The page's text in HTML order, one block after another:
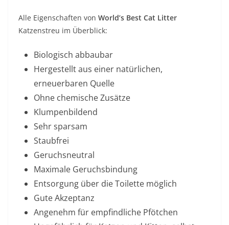
Alle Eigenschaften von World’s Best Cat Litter
Katzenstreu im Überblick:
Biologisch abbaubar
Hergestellt aus einer natürlichen,
erneuerbaren Quelle
Ohne chemische Zusätze
Klumpenbildend
Sehr sparsam
Staubfrei
Geruchsneutral
Maximale Geruchsbindung
Entsorgung über die Toilette möglich
Gute Akzeptanz
Angenehm für empfindliche Pfötchen